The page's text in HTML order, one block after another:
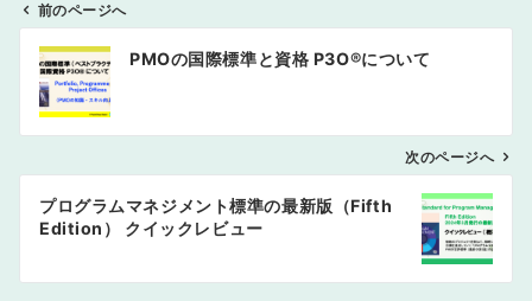
ン
前のページへ
PMOの国際標準と資格 P3O®︎について
次のページへ
プログラムマネジメント標準の最新版（Fifth
Edition） クイックレビュー